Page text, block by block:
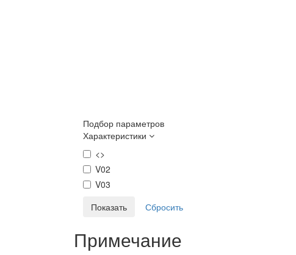
Подбор параметров
Характеристики
<>
V02
V03
Примечание